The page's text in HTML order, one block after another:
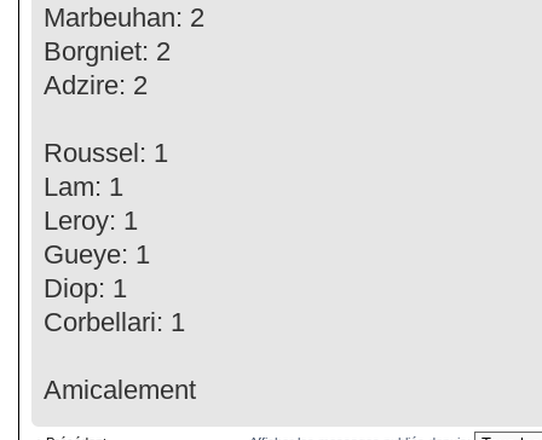
Marbeuhan: 2
Borgniet: 2
Adzire: 2
Roussel: 1
Lam: 1
Leroy: 1
Gueye: 1
Diop: 1
Corbellari: 1
Amicalement